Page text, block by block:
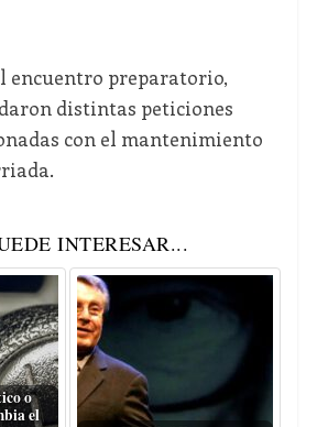
encuentro preparatorio,
distintas peticiones
con el mantenimiento
INTERESAR...
o
el